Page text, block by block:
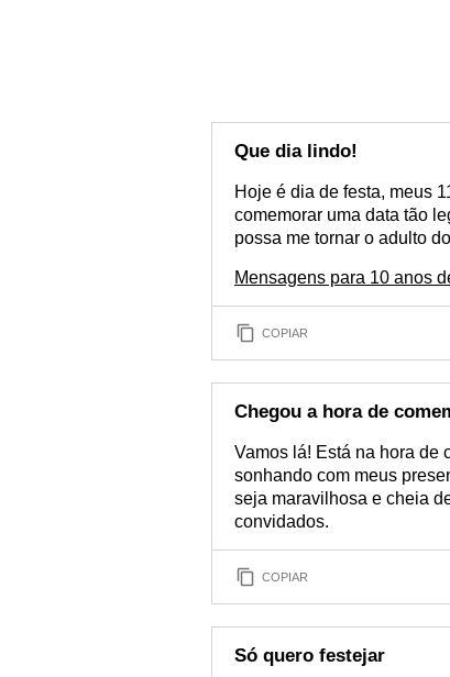
Que dia lindo!
Hoje é dia de festa, meus
comemorar uma data tão
possa me tornar o adulto
Mensagens para 10 anos
COPIAR
Chegou a hora de
Vamos lá! Está na hora de
sonhando com meus
seja maravilhosa e cheia
convidados.
COPIAR
Só quero festejar